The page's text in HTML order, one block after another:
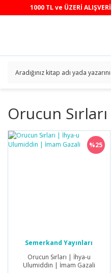
1000 TL ve ÜZERİ
Orucun Sırları
%25
Semerkand Yayınları
Orucun Sırları | İhya-u
Ulumiddin | İmam Gazali